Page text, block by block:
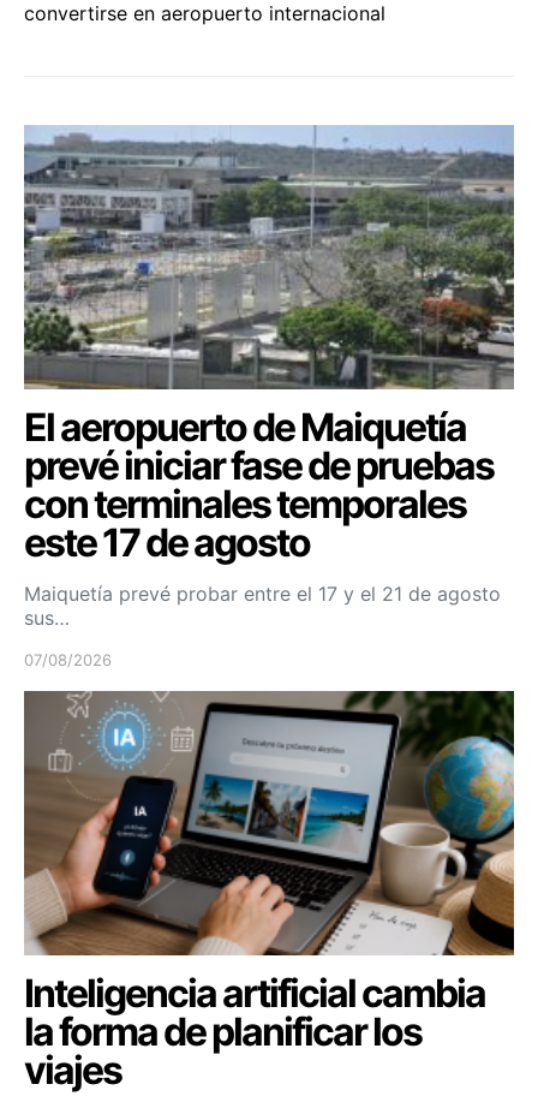
convertirse en aeropuerto internacional
El aeropuerto de Maiquetía
prevé iniciar fase de pruebas
con terminales temporales
este 17 de agosto
Maiquetía prevé probar entre el 17 y el 21 de agosto
sus…
07/08/2026
Inteligencia artificial cambia
la forma de planificar los
viajes